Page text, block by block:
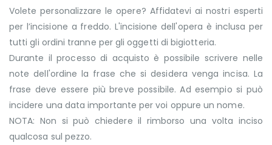
Volete personalizzare le opere? Affidatevi ai nostri esperti
per l’incisione a freddo. L'incisione dell'opera è inclusa per
tutti gli ordini tranne per gli oggetti di bigiotteria.
Durante il processo di acquisto è possibile scrivere nelle
note dell'ordine la frase che si desidera venga incisa. La
frase deve essere più breve possibile. Ad esempio si può
incidere una data importante per voi oppure un nome.
NOTA: Non si può chiedere il rimborso una volta inciso
qualcosa sul pezzo.